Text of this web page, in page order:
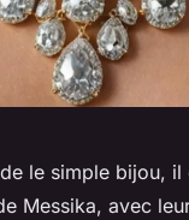
le simple bijou,
Messika, avec